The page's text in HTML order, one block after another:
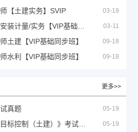
【土建实务】SVIP 03-19
03-11
土建【VIP基础同步班】 09-18
水利【VIP基础同步班】 09-18
更多>>
真题 05-19
05-19